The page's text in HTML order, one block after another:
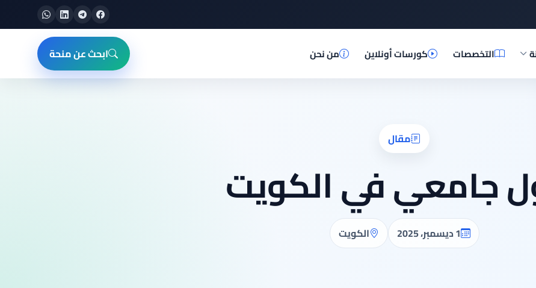
التخصصات كورسات أونلاين من نحن ابحث عن منحة
مقال
جامعي في الكويت
1 ديسمبر، 2025 الكويت